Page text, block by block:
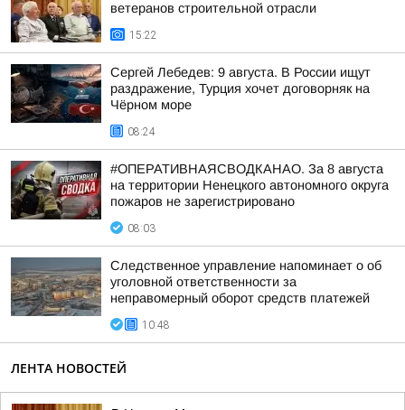
ветеранов строительной отрасли
15:22
Сергей Лебедев: 9 августа. В России ищут
раздражение, Турция хочет договорняк на
Чёрном море
08:24
#ОПЕРАТИВНАЯСВОДКАНАО. За 8 августа
на территории Ненецкого автономного округа
пожаров не зарегистрировано
08:03
Следственное управление напоминает о об
уголовной ответственности за
неправомерный оборот средств платежей
10:48
ЛЕНТА НОВОСТЕЙ